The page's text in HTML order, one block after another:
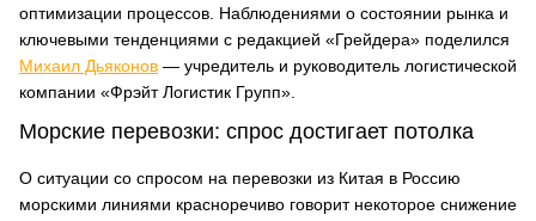
оптимизации процессов. Наблюдениями о состоянии рынка и
ключевыми тенденциями с редакцией «Грейдера» поделился
Михаил Дьяконов — учредитель и руководитель логистической
компании «Фрэйт Логистик Групп».
Морские перевозки: спрос достигает потолка
О ситуации со спросом на перевозки из Китая в Россию
морскими линиями красноречиво говорит некоторое снижение